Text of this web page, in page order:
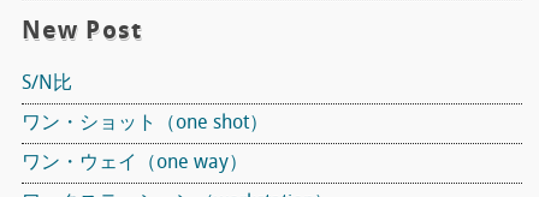
New Post
S/N比
ワン・ショット（one shot）
ワン・ウェイ（one way）